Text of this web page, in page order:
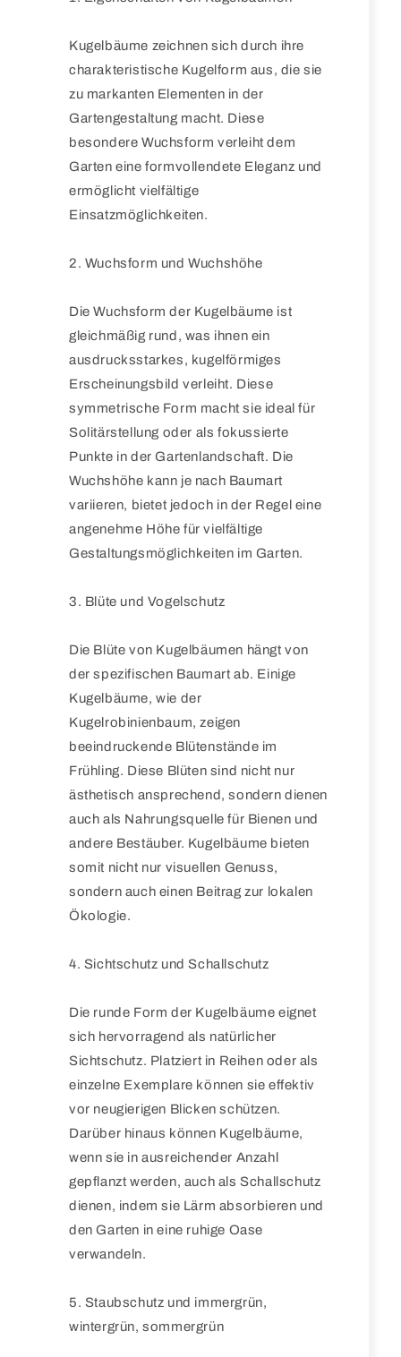
Kugelbäume zeichnen sich durch ihre
charakteristische Kugelform aus, die sie
zu markanten Elementen in der
Gartengestaltung macht. Diese
besondere Wuchsform verleiht dem
Garten eine formvollendete Eleganz und
ermöglicht vielfältige
Einsatzmöglichkeiten.
2. Wuchsform und Wuchshöhe
Die Wuchsform der Kugelbäume ist
gleichmäßig rund, was ihnen ein
ausdrucksstarkes, kugelförmiges
Erscheinungsbild verleiht. Diese
symmetrische Form macht sie ideal für
Solitärstellung oder als fokussierte
Punkte in der Gartenlandschaft. Die
Wuchshöhe kann je nach Baumart
variieren, bietet jedoch in der Regel eine
angenehme Höhe für vielfältige
Gestaltungsmöglichkeiten im Garten.
3. Blüte und Vogelschutz
Die Blüte von Kugelbäumen hängt von
der spezifischen Baumart ab. Einige
Kugelbäume, wie der
Kugelrobinienbaum, zeigen
beeindruckende Blütenstände im
Frühling. Diese Blüten sind nicht nur
ästhetisch ansprechend, sondern dienen
auch als Nahrungsquelle für Bienen und
andere Bestäuber. Kugelbäume bieten
somit nicht nur visuellen Genuss,
sondern auch einen Beitrag zur lokalen
Ökologie.
4. Sichtschutz und Schallschutz
Die runde Form der Kugelbäume eignet
sich hervorragend als natürlicher
Sichtschutz. Platziert in Reihen oder als
einzelne Exemplare können sie effektiv
vor neugierigen Blicken schützen.
Darüber hinaus können Kugelbäume,
wenn sie in ausreichender Anzahl
gepflanzt werden, auch als Schallschutz
dienen, indem sie Lärm absorbieren und
den Garten in eine ruhige Oase
verwandeln.
5. Staubschutz und immergrün,
wintergrün, sommergrün